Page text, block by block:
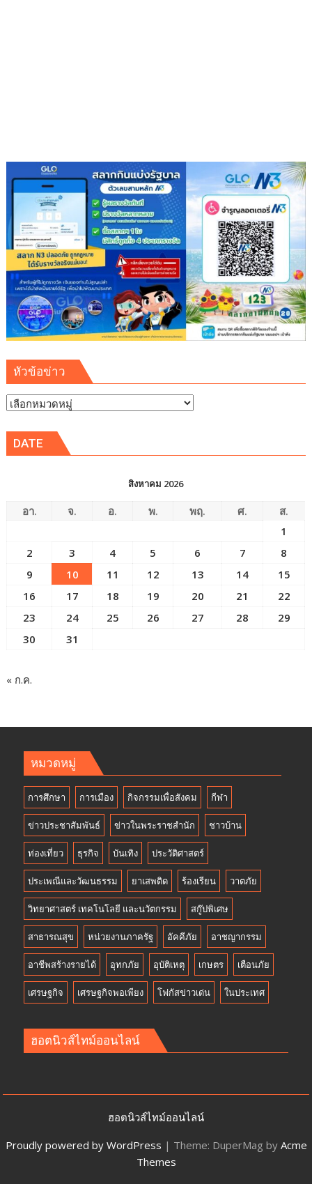
หัวข้อข่าว
หัวข้อ
DATE
สิงหาคม 2026
อา. จ. อ. พ. พฤ. ศ.
ส.
1
2
3 4 5 6 7
8
9
10 11 12 13 14
15
16
17 18 19 20 21
22
23
24 25 26 27 28
29
30
31
« ก.ค.
หมวดหมู่
การศึกษา การเมือง กิจกรรมเพื่อสังคม กีฬา
ข่าวประชาสัมพันธ์ ข่าวในพระราชสำนัก ชาวบ้าน
ท่องเที่ยว ธุรกิจ บันเทิง ประวัติศาสตร์
ประเพณีและวัฒนธรรม ยาเสพติด ร้องเรียน วาตภัย
วิทยาศาสตร์ เทคโนโลยี และนวัตกรรม สกู๊ปพิเศษ
สาธารณสุข หน่วยงานภาครัฐ อัคคีภัย อาชญากรรม
อาชีพสร้างรายได้ อุทกภัย อุบัติเหตุ เกษตร เตือนภัย
เศรษฐกิจ เศรษฐกิจพอเพียง โฟกัสข่าวเด่น ในประเทศ
ฮอตนิวส์ไทม์ออนไลน์
ฮอตนิวส์ไทม์ออนไลน์
Proudly powered by WordPress | Theme: DuperMag by Acme
Themes